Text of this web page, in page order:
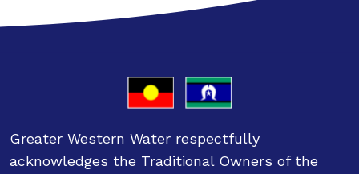
Greater Western Water respectfully
acknowledges the Traditional Owners of the